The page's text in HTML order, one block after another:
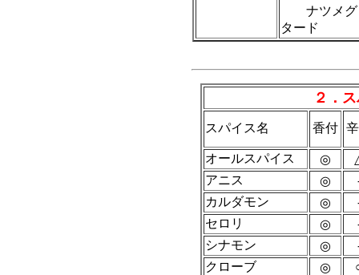
ナツメ
タード
２．
スパイス名 香付
オールスパイス ◎
アニス
◎
カルダモン
◎
セロリ
◎
シナモン
◎
クローブ
◎